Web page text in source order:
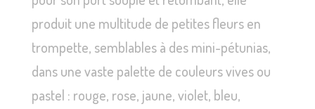
produit une multitude de petites fleurs en
trompette, semblables à des mini-pétunias,
dans une vaste palette de couleurs vives ou
pastel : rouge, rose, jaune, violet, bleu,